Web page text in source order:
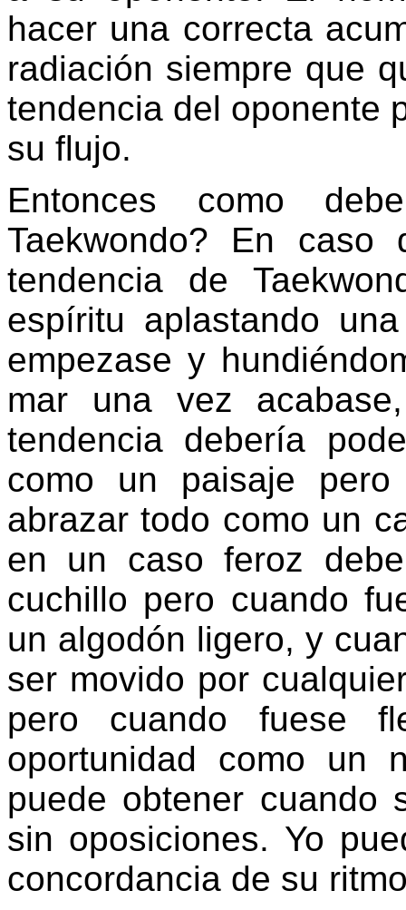
hacer una correcta
radiación siempre que
tendencia del oponente
su flujo.
Entonces como
Taekwondo? En
tendencia de
espíritu aplastando
empezase y
mar una vez
tendencia debería
como un paisaje
abrazar todo como un
en un caso feroz
cuchillo pero cuando
un algodón ligero, y
ser movido por
pero cuando fuese
oportunidad como un
puede obtener cuando
sin oposiciones. Yo
concordancia de su